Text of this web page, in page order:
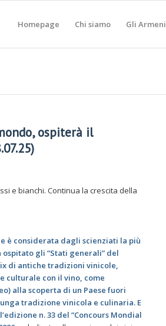
Homepage Chi siamo Gli Armeni
ospiterà il
e bianchi. Continua la crescita della
è considerata dagli scienziati la più
ospitato gli “Stati generali” del
di antiche tradizioni vinicole,
culturale con il vino, come
) alla scoperta di un Paese fuori
tradizione vinicola e culinaria. E
n. 33 del “Concours Mondial